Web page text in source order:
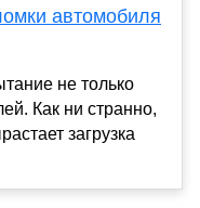
автомобиля
не только
Как ни странно,
загрузка